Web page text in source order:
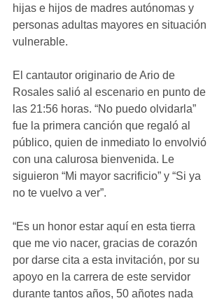
hijas e hijos de madres autónomas y
personas adultas mayores en situación
vulnerable.
El cantautor originario de Ario de
Rosales salió al escenario en punto de
las 21:56 horas. “No puedo olvidarla”
fue la primera canción que regaló al
público, quien de inmediato lo envolvió
con una calurosa bienvenida. Le
siguieron “Mi mayor sacrificio” y “Si ya
no te vuelvo a ver”.
“Es un honor estar aquí en esta tierra
que me vio nacer, gracias de corazón
por darse cita a esta invitación, por su
apoyo en la carrera de este servidor
durante tantos años, 50 añotes nada